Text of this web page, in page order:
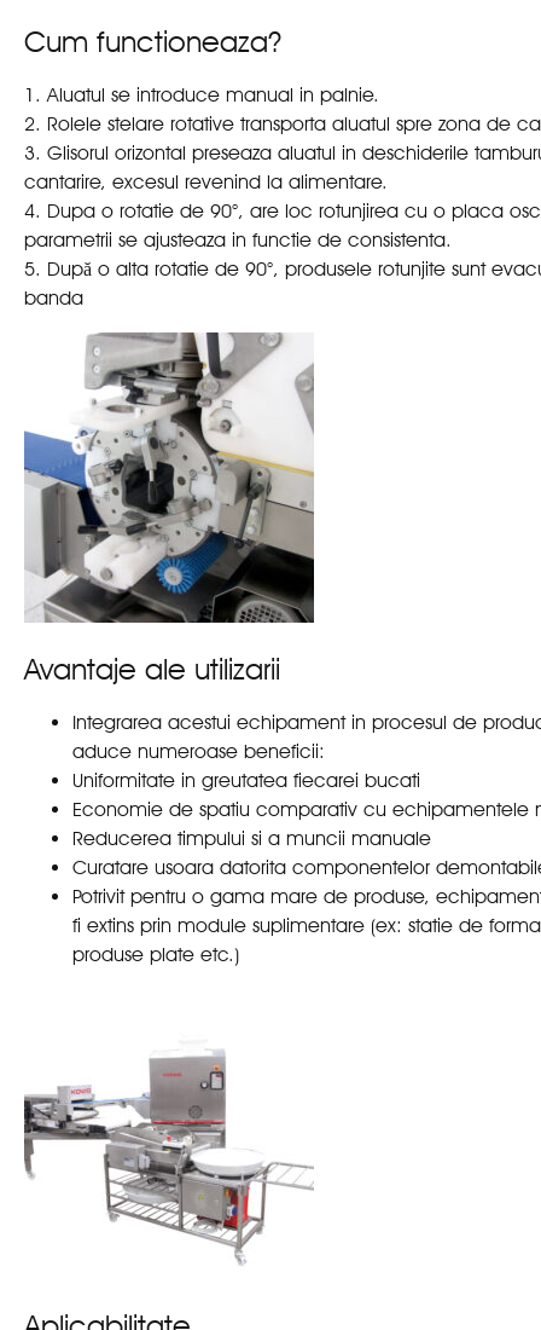
Cum functioneaza?
1. Aluatul se introduce manual in palnie.
2. Rolele stelare rotative transporta aluatul spre zona de
3. Glisorul orizontal preseaza aluatul in deschiderile
cantarire, excesul revenind la alimentare.
4. Dupa o rotatie de 90°, are loc rotunjirea cu o placa
parametrii se ajusteaza in functie de consistenta.
5. După o alta rotatie de 90°, produsele rotunjite sunt
banda
Avantaje ale utilizarii
Integrarea acestui echipament in procesul de
aduce numeroase beneficii:
Uniformitate in greutatea fiecarei bucati
Economie de spatiu comparativ cu echipamentele
Reducerea timpului si a muncii manuale
Curatare usoara datorita componentelor
Potrivit pentru o gama mare de produse,
fi extins prin module suplimentare (ex: statie de
produse plate etc.)